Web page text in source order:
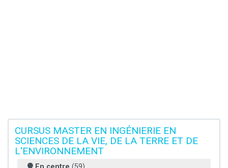
CURSUS MASTER EN INGÉNIERIE EN
SCIENCES DE LA VIE, DE LA TERRE ET DE
L'ENVIRONNEMENT